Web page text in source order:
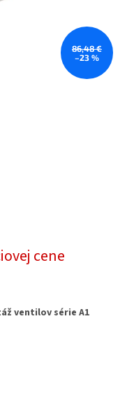
86,48 €
–23 %
cene
ventilov série A1